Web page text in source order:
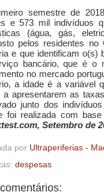
semestre de
e 573 mil indivíduos
(água, gás,
pelos residentes
e que identificam o(s)
bancário, que é o
no mercado
a idade é a variável
a apresentarem as
junto dos
foi realizada com
Setembro de
por Ultraperiferias -
despesas